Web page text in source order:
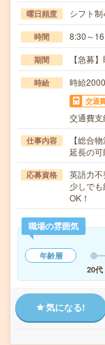
曜日頻度 シフト制
時間 8:30～
期間 【急募
時給 時給
交通
交通費支
仕事内容
【総合
延長の
応募資格
英語力不
少しで
OK！
職場の雰囲気
年齢層
20代
気になる!